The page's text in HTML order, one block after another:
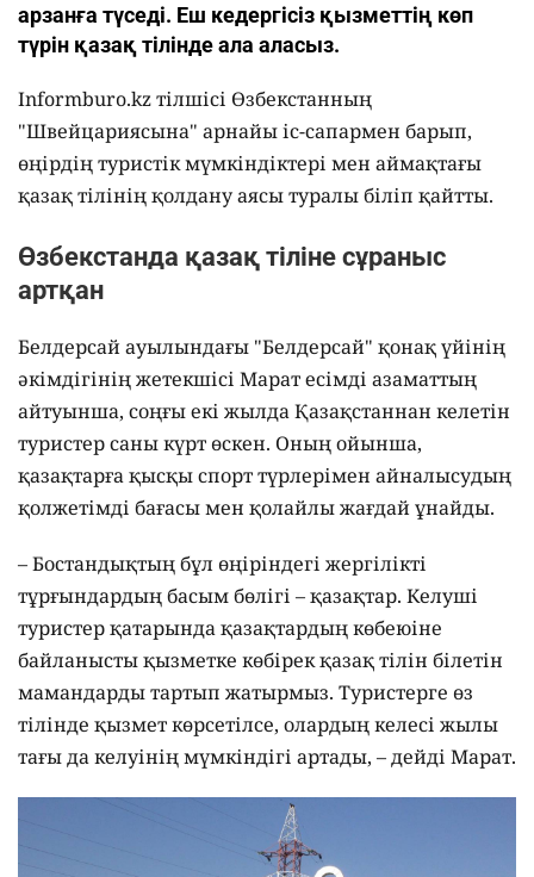
арзанға түседі. Еш кедергісіз қызметтің көп
түрін қазақ тілінде ала аласыз.
Informburo.kz тілшісі Өзбекстанның
"Швейцариясына" арнайы іс-сапармен барып,
өңірдің туристік мүмкіндіктері мен аймақтағы
қазақ тілінің қолдану аясы туралы біліп қайтты.
Өзбекстанда қазақ тіліне сұраныс
артқан
Белдерсай ауылындағы "Белдерсай" қонақ үйінің
әкімдігінің жетекшісі Марат есімді азаматтың
айтуынша, соңғы екі жылда Қазақстаннан келетін
туристер саны күрт өскен. Оның ойынша,
қазақтарға қысқы спорт түрлерімен айналысудың
қолжетімді бағасы мен қолайлы жағдай ұнайды.
– Бостандықтың бұл өңіріндегі жергілікті
тұрғындардың басым бөлігі – қазақтар. Келуші
туристер қатарында қазақтардың көбеюіне
байланысты қызметке көбірек қазақ тілін білетін
мамандарды тартып жатырмыз. Туристерге өз
тілінде қызмет көрсетілсе, олардың келесі жылы
тағы да келуінің мүмкіндігі артады, – дейді Марат.